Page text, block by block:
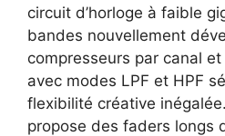
circuit d’horloge à faible
bandes nouvellement
compresseurs par canal
avec modes LPF et HPF
flexibilité créative
propose des faders longs